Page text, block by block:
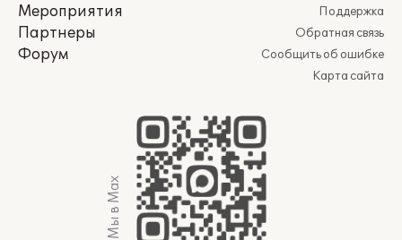
Мероприятия
Партнеры
Форум
Поддержка
Обратная связь
Сообщить об ошибке
Карта сайта
Мы в Max